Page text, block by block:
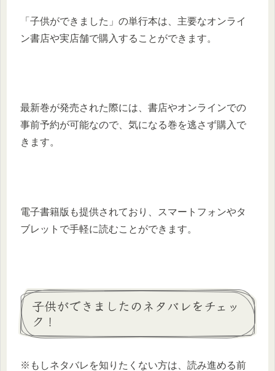
「子供ができました」の単行本は、主要なオンライ
ン書店や実店舗で購入することができます。
最新巻が発売された際には、書店やオンラインでの
事前予約が可能なので、気になる巻を逃さず購入で
きます。
電子書籍版も提供されており、スマートフォンやタ
ブレットで手軽に読むことができます。
子供ができましたのネタバレをチェッ
ク！
※もしネタバレを知りたくない方は、読み進める前